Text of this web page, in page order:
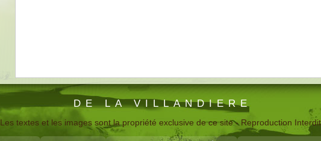
DE LA VILLANDIERE
Les textes et les images sont la propriété exclusive de ce site - Reproduction